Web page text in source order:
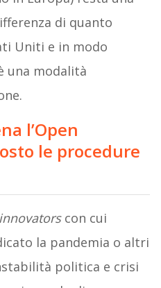
di quanto
Uniti e in modo
una modalità
l’Open
le procedure
con cui
la pandemia o altri
politica e crisi